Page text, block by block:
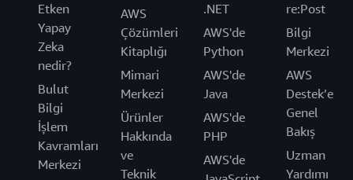
Etken
Yapay
Zeka
nedir?
Bulut
Bilgi
İşlem
Kavramları
Merkezi
AWS
Çözümleri
Kitaplığı
Mimari
Merkezi
Ürünler
Hakkında
ve
Teknik
.NET
AWS'de
Python
AWS'de
Java
AWS'de
PHP
AWS'de
re:Post
Bilgi
Merkezi
AWS
Destek’e
Genel
Bakış
Uzman
Yardımı